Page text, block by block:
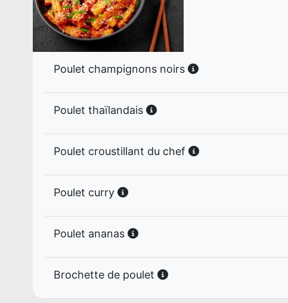
Poulet champignons noirs
Poulet thaïlandais
Poulet croustillant du chef
Poulet curry
Poulet ananas
Brochette de poulet